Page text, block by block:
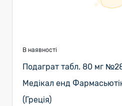
В наявності
Подаграт табл. 80 мг
Медікал енд
(Греція)